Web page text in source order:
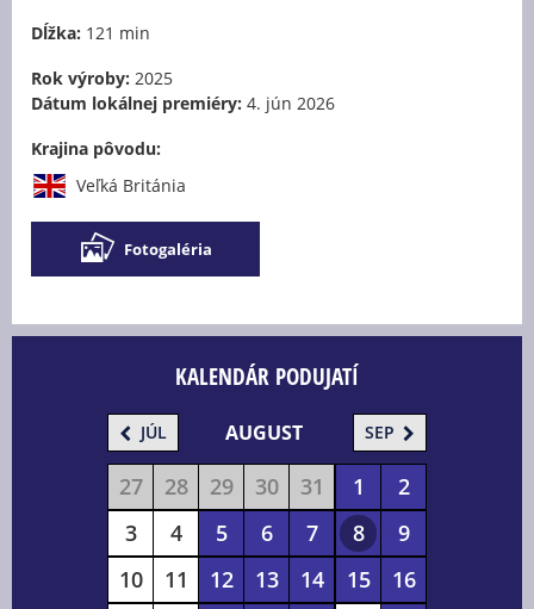
Dĺžka: 121 min
Rok výroby: 2025
Dátum lokálnej premiéry: 4. jún 2026
Krajina pôvodu:
Veľká Británia
Fotogaléria
KALENDÁR PODUJATÍ
JÚL AUGUST SEP
27 28 29 30 31 1
2
3
4 5 6 7 8
9
10
11 12 13 14 15
16